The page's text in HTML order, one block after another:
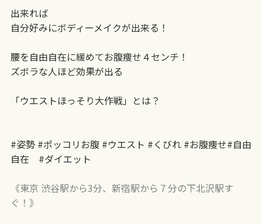
出来れば
自分好みにボディーメイクが出来る！
腰を自由自在に緩めてお腹痩せ４センチ！
ズボラな人ほど効果が出る
「ウエストほっそり大作戦」とは？
#姿勢 #ポッコリお腹 #ウエスト #くびれ #お腹痩せ#自由
自在 #ダイエット
《東京 渋谷駅から3分、新宿駅から７分の下北沢駅す
ぐ！》